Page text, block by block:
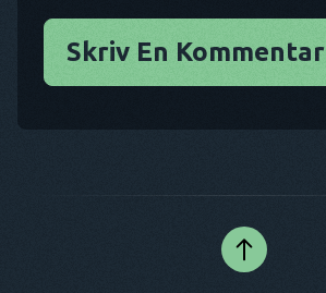
Skriv En Kommentar